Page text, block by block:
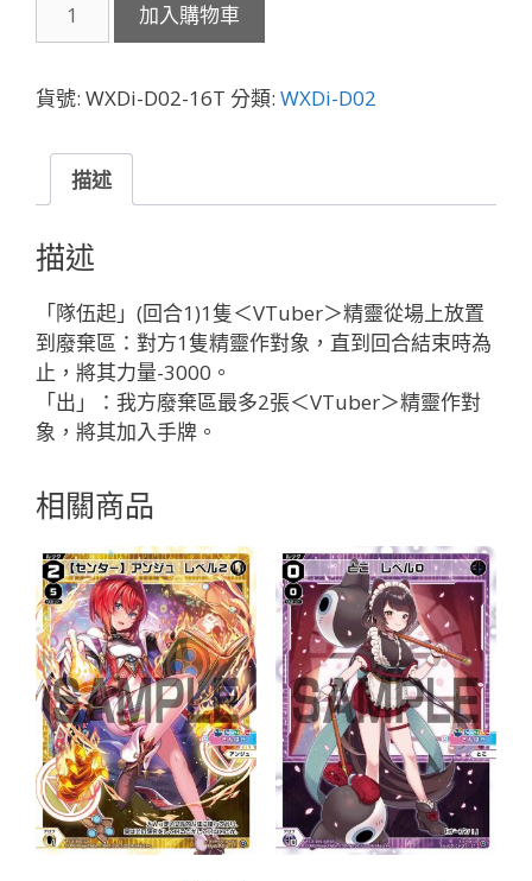
D02-
【セ
タ
ー】
と
こ
レ
ベ
ル
３
「黑
色
分
と
（床）
LV3
」
數
量
加入購物車
貨號: WXDi-D02-16T 分類: WXDi-D02
描述
描述
「隊伍起」(回合1)1隻＜VTuber＞精靈從場上放置
到廢棄區：對方1隻精靈作對象，直到回合結束時為
止，將其力量-3000。
「出」：我方廢棄區最多2張＜VTuber＞精靈作對
象，將其加入手牌。
相關商品